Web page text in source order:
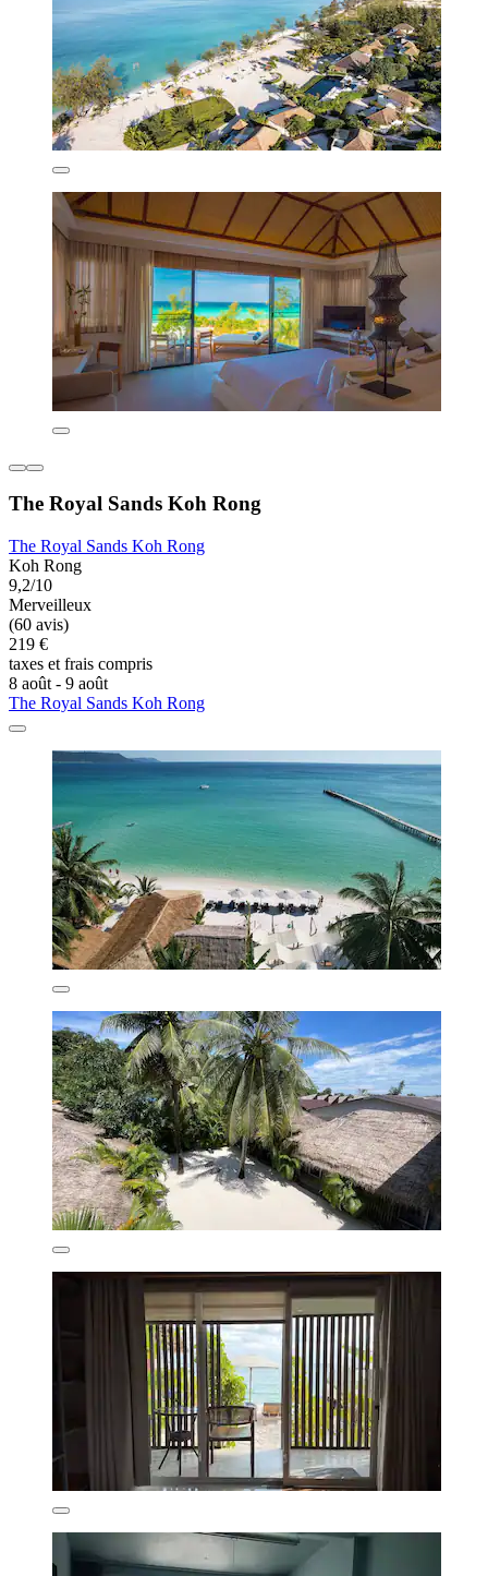
The Royal Sands Koh Rong
The Royal Sands Koh Rong
Koh Rong
9,2/10
Merveilleux
(60 avis)
219 €
taxes et frais compris
8 août - 9 août
The Royal Sands Koh Rong